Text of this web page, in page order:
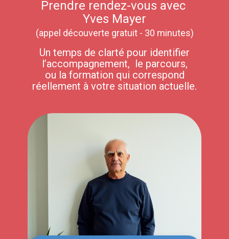
Prendre rendez-vous avec
Yves Mayer
(appel découverte gratuit - 30 minutes)
Un temps de clarté pour identifier
l’accompagnement, le parcours,
ou la formation qui correspond
réellement à votre situation actuelle.